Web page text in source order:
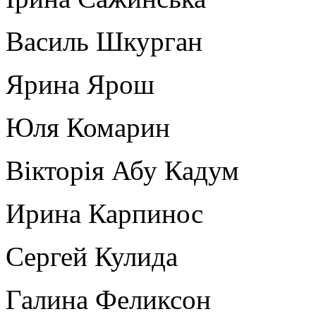
Василь Шкурган
Ярина Ярош
Юля Комарин
Вікторія Абу Кадум
Ирина Карпинос
Сергей Кулида
Галина Феликсон